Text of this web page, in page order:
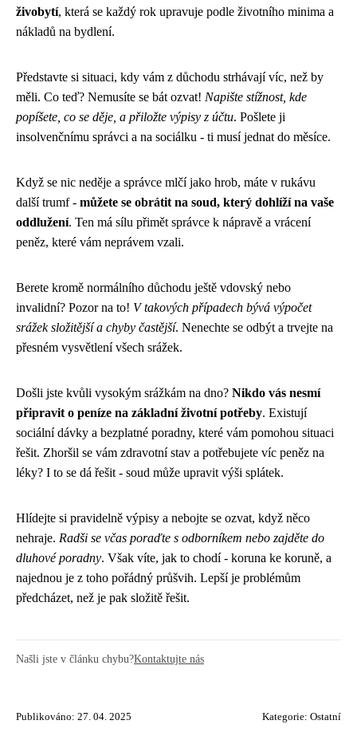
živobytí, která se každý rok upravuje podle životního minima a
nákladů na bydlení.
Představte si situaci, kdy vám z důchodu strhávají víc, než by
měli. Co teď? Nemusíte se bát ozvat! Napište stížnost, kde
popíšete, co se děje, a přiložte výpisy z účtu. Pošlete ji
insolvenčnímu správci a na sociálku - ti musí jednat do měsíce.
Když se nic neděje a správce mlčí jako hrob, máte v rukávu
další trumf - můžete se obrátit na soud, který dohlíží na vaše
oddlužení. Ten má sílu přimět správce k nápravě a vrácení
peněz, které vám neprávem vzali.
Berete kromě normálního důchodu ještě vdovský nebo
invalidní? Pozor na to! V takových případech bývá výpočet
srážek složitější a chyby častější. Nenechte se odbýt a trvejte na
přesném vysvětlení všech srážek.
Došli jste kvůli vysokým srážkám na dno? Nikdo vás nesmí
připravit o peníze na základní životní potřeby. Existují
sociální dávky a bezplatné poradny, které vám pomohou situaci
řešit. Zhoršil se vám zdravotní stav a potřebujete víc peněz na
léky? I to se dá řešit - soud může upravit výši splátek.
Hlídejte si pravidelně výpisy a nebojte se ozvat, když něco
nehraje. Radši se včas poraďte s odborníkem nebo zajděte do
dluhové poradny. Však víte, jak to chodí - koruna ke koruně, a
najednou je z toho pořádný průšvih. Lepší je problémům
předcházet, než je pak složitě řešit.
Našli jste v článku chybu?Kontaktujte nás
Publikováno: 27. 04. 2025 Kategorie: Ostatní